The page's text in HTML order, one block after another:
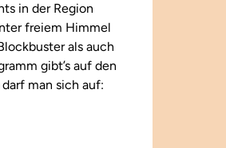
in der Region
freiem Himmel
als auch
gibt’s auf den
man sich auf: